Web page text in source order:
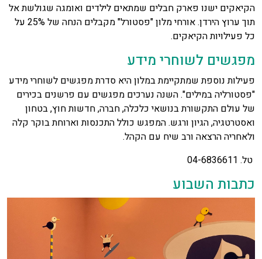
הקיאקים ישנו פארק חבלים שמתאים לילדים ואומגה שגולשת אל
תוך ערוץ הירדן. אורחי מלון "פסטורל" מקבלים הנחה של 25% על
כל פעילויות הקיאקים.
מפגשים לשוחרי מידע
פעילות נוספת שמתקיימת במלון היא סדרת מפגשים לשוחרי מידע
"פסטורליה במילים". השנה נערכים מפגשים עם פרשנים בכירים
של עולם התקשורת בנושאי כלכלה, חברה, חדשות חוץ, בטחון
ואסטרטגיה, הגיון ורגש. המפגש כולל התכנסות וארוחת בוקר קלה
ולאחריה הרצאה ורב שיח עם הקהל.
טל. 04-6836611
כתבות השבוע